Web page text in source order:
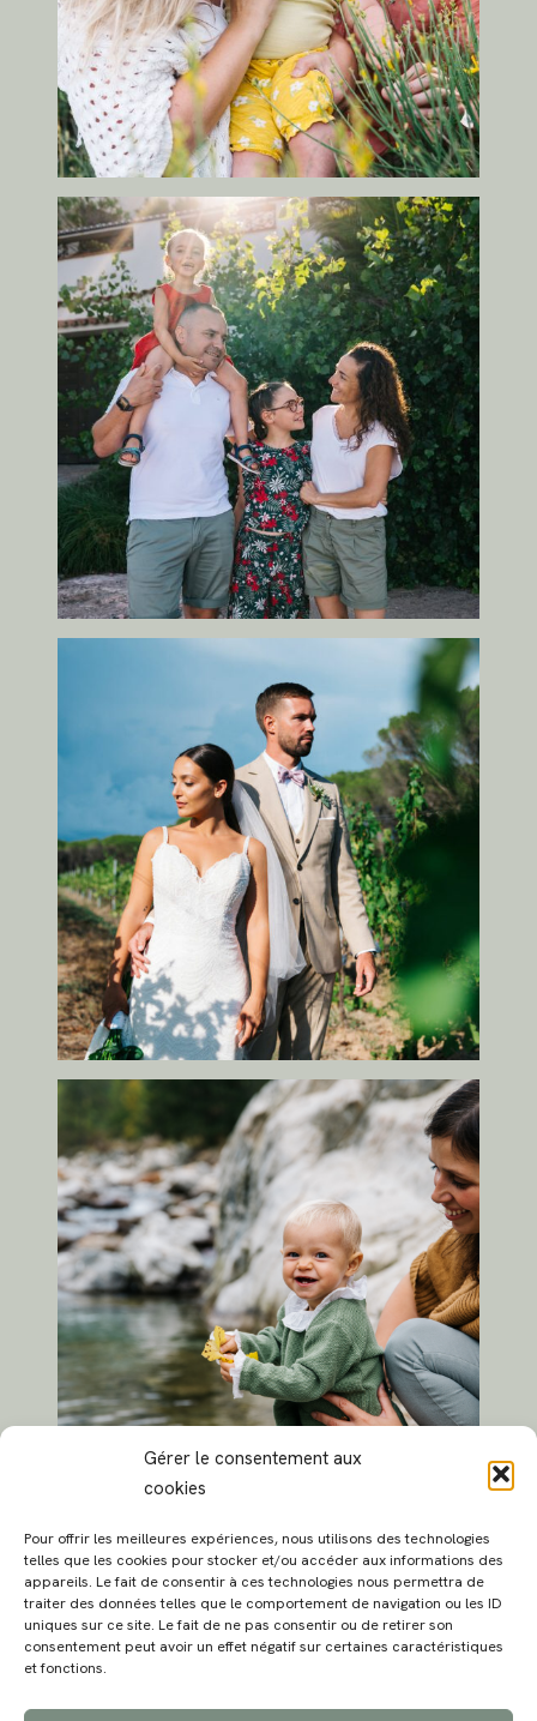
Gérer le consentement aux
cookies
Pour offrir les meilleures expériences, nous utilisons des technologies
telles que les cookies pour stocker et/ou accéder aux informations des
appareils. Le fait de consentir à ces technologies nous permettra de
traiter des données telles que le comportement de navigation ou les ID
uniques sur ce site. Le fait de ne pas consentir ou de retirer son
consentement peut avoir un effet négatif sur certaines caractéristiques
et fonctions.
MAGALI